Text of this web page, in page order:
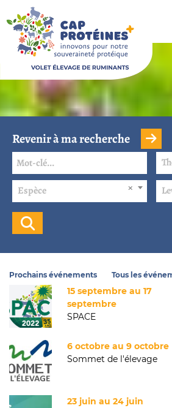
Revenir à ma recherche
Espèce
Prochains événements
15 septembre au 17
septembre
SPACE
6 octobre au 9 octobre
Sommet de l'élevage
23 juin au 24 juin
Tous les